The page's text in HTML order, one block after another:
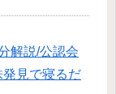
解説/公認会
見で寝るだ